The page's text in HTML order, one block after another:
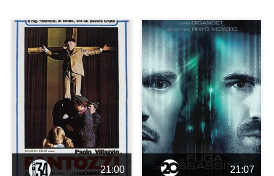
21:00 21:07